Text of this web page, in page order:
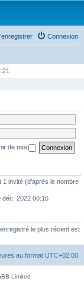
Connexion
de moi
invité (d’après le nombre
déc. 2022 00:16
le plus récent est
au format UTC+02:00
Limited